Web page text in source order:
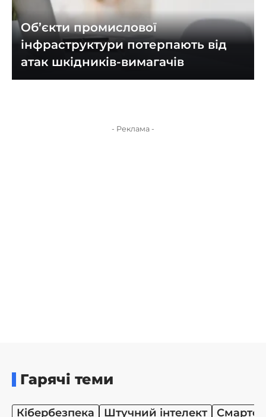
Об’єкти промислової
інфраструктури потерпають від
атак шкідників-вимагачів
- Реклама -
Гарячі теми
Кібербезпека Штучний інтелект